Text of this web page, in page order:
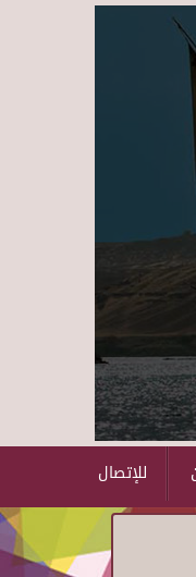
Skip to main content
للإتصال